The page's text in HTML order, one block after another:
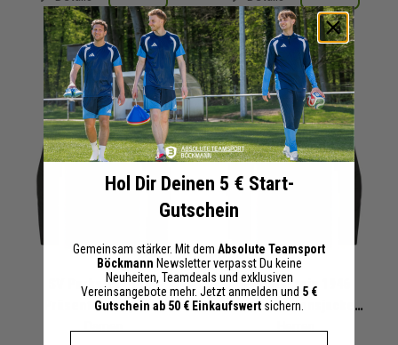
+ 0 Interessenten + 0 Interessenten
SV Parkstein 1946
Präsentationsjacke
2025/2026
Damen
SV Parkstein 1946
Präsentationsjacke
2025/2026
Herren
Hol Dir Deinen 5 € Start-
Gutschein
Gemeinsam stärker. Mit dem Absolute Teamsport
Böckmann Newsletter verpasst Du keine
Neuheiten, Teamdeals und exklusiven
Vereinsangebote mehr. Jetzt anmelden und 5 €
Gutschein ab 50 € Einkaufswert sichern.
Dein E-mail Adresse